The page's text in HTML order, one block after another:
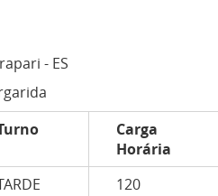
- ES
Carga
Horária
120